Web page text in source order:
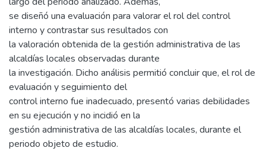
se diseñó una evaluación para valorar el rol del control
interno y contrastar sus resultados con
la valoración obtenida de la gestión administrativa de las
alcaldías locales observadas durante
la investigación. Dicho análisis permitió concluir que, el rol de
evaluación y seguimiento del
control interno fue inadecuado, presentó varias debilidades
en su ejecución y no incidió en la
gestión administrativa de las alcaldías locales, durante el
periodo objeto de estudio.